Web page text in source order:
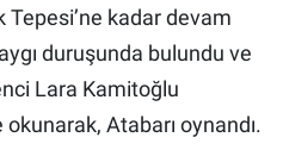
Tepesi’ne kadar devam
duruşunda bulundu ve
Lara Kamitoğlu
Atabarı oynandı.